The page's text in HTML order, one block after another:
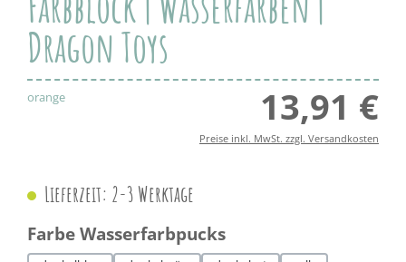
Dragon Toys
orange 13,91 €
Preise inkl. MwSt. zzgl. Versandkosten
Lieferzeit: 2-3 Werktage
Farbe Wasserfarbpucksauswählen